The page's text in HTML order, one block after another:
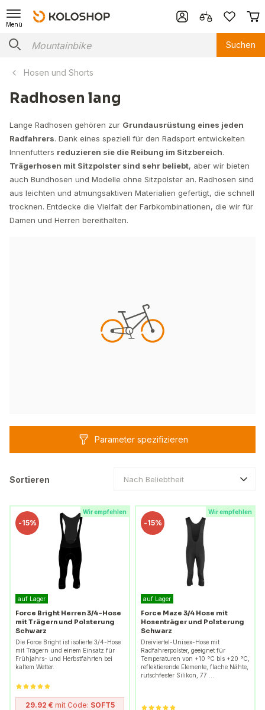
Menü
Suchen
Hosen und Shorts
Radhosen lang
Lange Radhosen gehören zur Grundausrüstung eines jeden
Radfahrers. Dank eines speziell für den Radsport entwickelten
Innenfutters reduzieren sie die Reibung im Sitzbereich.
Trägerhosen mit Sitzpolster sind sehr beliebt, aber wir bieten
auch Bundhosen und Modelle ohne Sitzpolster an. Radhosen sind
aus leichten und atmungsaktiven Materialien gefertigt, die schnell
trocknen. Entdecke die Vielfalt der Farbkombinationen, die wir für
Damen und Herren bereithalten.
Parameter spezifizieren
Sortieren Nach Beliebtheit
Wir empfehlen
-15%
auf Lager
Force Bright Herren 3/4-Hose
mit Trägern und Polsterung
Schwarz
Die Force Bright ist isolierte 3/4-Hose
mit Trägern und einem Einsatz für
Frühjahrs- und Herbstfahrten bei
kaltem Wetter.
29.92 € mit Code: SOFT5
Wir empfehlen
-15%
auf Lager
Force Maze 3/4 Hose mit
Hosenträger und Polsterung
Schwarz
Dreiviertel-Unisex-Hose mit
Radfahrerpolster, geeignet für
Temperaturen von +10 °C bis +20 °C,
reflektierende Elemente, flache Nähte,
rutschfester Silikon, 77 …